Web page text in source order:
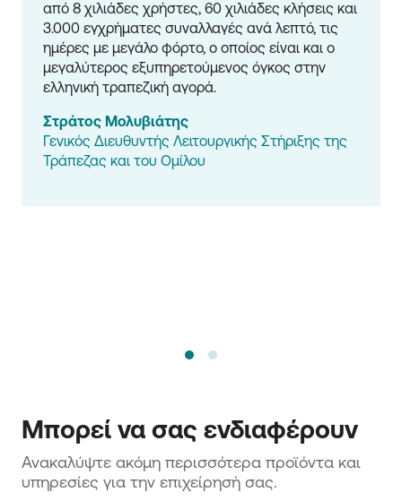
από 8 χιλιάδες χρήστες, 60 χιλιάδες κλήσεις και
3.000 εγχρήματες συναλλαγές ανά λεπτό, τις
ημέρες με μεγάλο φόρτο, ο οποίος είναι και ο
μεγαλύτερος εξυπηρετούμενος όγκος στην
ελληνική τραπεζική αγορά.
Στράτος Μολυβιάτης
Γενικός Διευθυντής Λειτουργικής Στήριξης της
Τράπεζας και του Ομίλου
Μπορεί να σας ενδιαφέρουν
Ανακαλύψτε ακόμη περισσότερα προϊόντα και
υπηρεσίες για την επιχείρησή σας.